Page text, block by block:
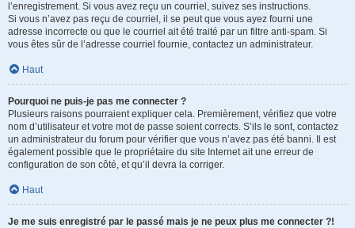
l’enregistrement. Si vous avez reçu un courriel, suivez ses instructions.
Si vous n’avez pas reçu de courriel, il se peut que vous ayez fourni une
adresse incorrecte ou que le courriel ait été traité par un filtre anti-spam. Si
vous êtes sûr de l’adresse courriel fournie, contactez un administrateur.
Haut
Pourquoi ne puis-je pas me connecter ?
Plusieurs raisons pourraient expliquer cela. Premièrement, vérifiez que votre
nom d’utilisateur et votre mot de passe soient corrects. S’ils le sont, contactez
un administrateur du forum pour vérifier que vous n’avez pas été banni. Il est
également possible que le propriétaire du site Internet ait une erreur de
configuration de son côté, et qu’il devra la corriger.
Haut
Je me suis enregistré par le passé mais je ne peux plus me connecter ?!